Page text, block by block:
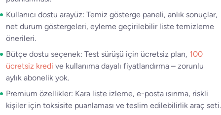
Kullanıcı dostu arayüz: Temiz gösterge paneli, anlık sonuçlar,
net durum göstergeleri, eyleme geçirilebilir liste temizleme
önerileri.
Bütçe dostu seçenek: Test sürüşü için ücretsiz plan, 100
ücretsiz kredi ve kullanıma dayalı fiyatlandırma – zorunlu
aylık abonelik yok.
Premium özellikler: Kara liste izleme, e-posta ısınma, riskli
kişiler için toksisite puanlaması ve teslim edilebilirlik araç seti.